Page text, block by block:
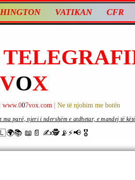
VATIKAN CFR
VOX
www.007vox.com | Ne të njohim me botën
📖📄 ✍🕵️📡⚡️📢 🎖
parë, njeri i ndershëm e atdhetar, e mandej të